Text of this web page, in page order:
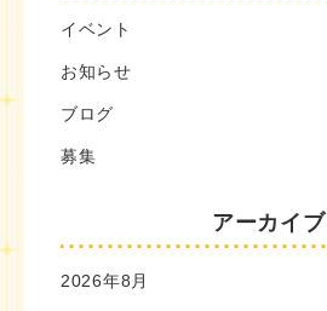
イベント
お知らせ
ブログ
募集
アーカイブ
2026年8月